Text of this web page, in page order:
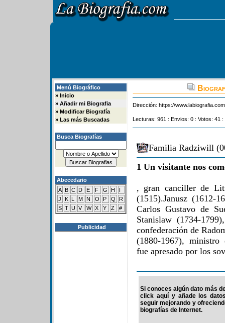
Menú Biográfico
» Inicio
» Añadir mi Biografia
» Modificar Biografía
» Las más Buscadas
Busca Biografías
Abecedario
A B C D E F G H
I
J
K L M N O P Q
R
S T U V W X Y Z #
Publicidad
Dirección: https://
Lecturas: 961 : Envios: 0 : Votos: 41
Familia Radziwill
1 Un visitante nos
, gran canciller de
(1515).Janusz (1612-
Carlos Gustavo de
Stanislaw (1734-
confederación de
(1880-1967), ministro
fue apresado por los
Si conoces algún dato más
click aquí y añade los
seguir mejorando y
biografías de Internet.